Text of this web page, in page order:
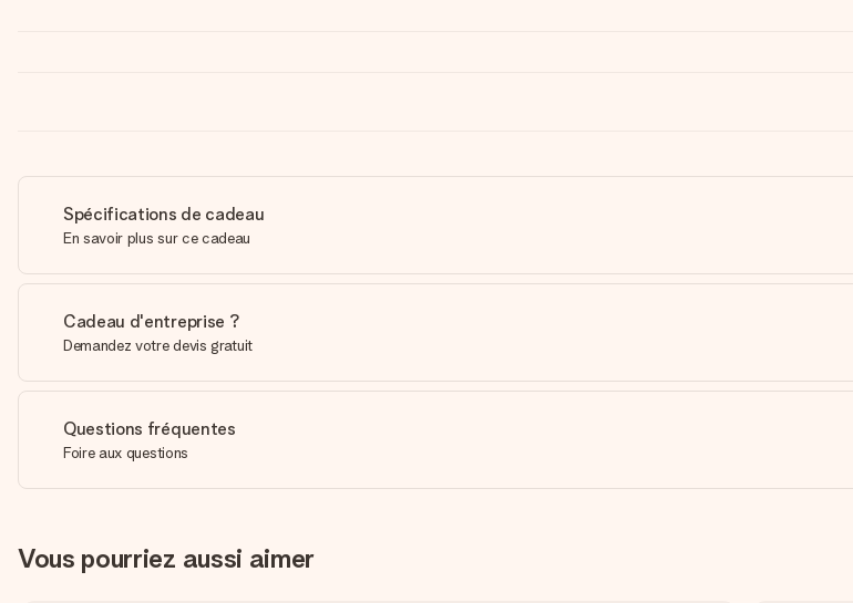
Spécifications de cadeau
En savoir plus sur ce cadeau
Cadeau d'entreprise ?
Demandez votre devis gratuit
Questions fréquentes
Foire aux questions
Vous pourriez aussi aimer